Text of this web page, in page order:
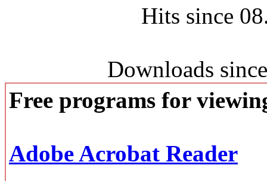
Hits since
Downloads
Free programs for
Adobe Acrobat Reader